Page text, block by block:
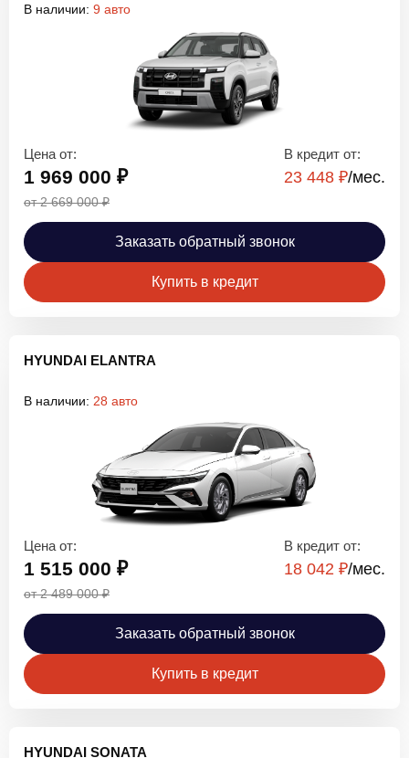
В наличии: 9 авто
Цена от:
1 969 000 ₽
от 2 669 000 ₽
В кредит от:
23 448 ₽/мec.
Заказать обратный звонок
Купить в кредит
HYUNDAI ELANTRA
В наличии: 28 авто
Цена от:
1 515 000 ₽
от 2 489 000 ₽
В кредит от:
18 042 ₽/мec.
Заказать обратный звонок
Купить в кредит
HYUNDAI SONATA